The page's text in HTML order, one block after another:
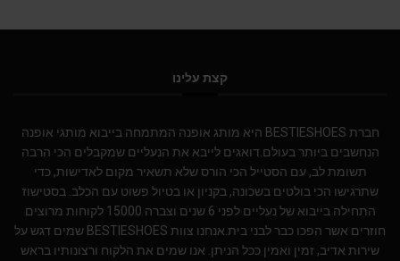
קצת עלינו
חברת BESTIESHOES היא מותג אופנה המתמחה בייבוא מותגי אופנה
הנחשבים ביותר בעולם.דואגים לייבא את הנעליים שמקבלים הכי הרבה
תשומת לב, עם הסטייל הכי הורס שלא תשאיר מקום לאדישות, כדי
שתרגישו הכי בולטים בשכונה, בקניון או בטיול פשוט עם הכלב. בסטישוז
התחילה בייבוא של נעליים לפני 6 שנים וצברה 15000 לקוחות מרוצים
חוזרים אשר הפכו כבר לבני בית.אנחנו צוות BESTIESHOES שמים דגש על
שירות אדיב, זמין ואמין ככל הניתן. אנו שמים את הלקוח ורצונותיו בראש